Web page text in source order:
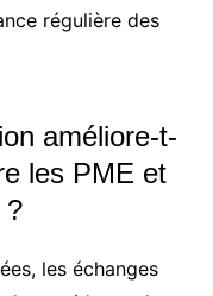
régulière des
améliore-t-
les PME et
?
les échanges